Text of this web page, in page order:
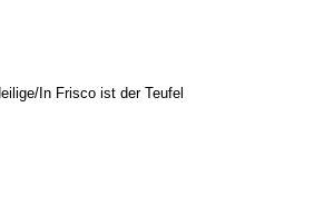
In Frisco ist der Teufel